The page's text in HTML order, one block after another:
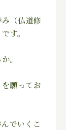
（仏道修
す。
。
願ってお
でいくこ